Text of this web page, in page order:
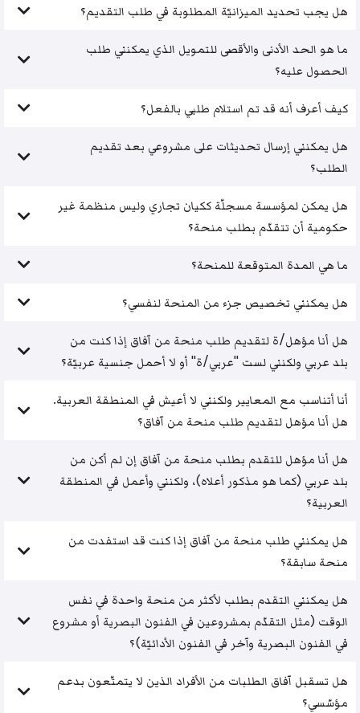
هل يجب تحديد الميزانيّة المطلوبة في طلب التقديم؟
ما هو الحد الأدنى والأقصى للتمويل الذي يمكنني طلب
الحصول عليه؟
كيف أعرف أنه قد تم استلام طلبي بالفعل؟
هل يمكنني إرسال تحديثات على مشروعي بعد تقديم
الطلب؟
هل يمكن لمؤسسة مسجلّة ككيان تجاري وليس منظمة غير
حكومية أن تتقدّم بطلب منحة؟
ما هي المدة المتوقعة للمنحة؟
هل يمكنني تخصيص جزء من المنحة لنفسي؟
هل أنا مؤهل/ة لتقديم طلب منحة من آفاق إذا كنت من
بلد عربي ولكنني لست "عربي/ة" أو لا أحمل جنسية عربيّة؟
أنا أتناسب مع المعايير ولكنني لا أعيش في المنطقة العربية.
هل أنا مؤهل لتقديم طلب منحة من آفاق؟
هل أنا مؤهل للتقدم بطلب منحة من آفاق إن لم أكن من
بلد عربي (كما هو مذكور أعلاه)، ولكنني وأعمل في المنطقة
العربية؟
هل يمكنني طلب منحة من آفاق إذا كنت قد استفدت من
منحة سابقة؟
هل يمكنني التقدم بطلب لأكثر من منحة واحدة في نفس
الوقت (مثل التقدّم بمشروعين في الفنون البصرية أو مشروع
في الفنون البصرية وآخر في الفنون الأدائيّة)؟
هل تسقبل آفاق الطلبات من الأفراد الذين لا يتمتّعون بدعم
مؤسّسي؟